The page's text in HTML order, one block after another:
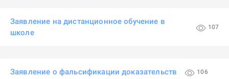
Заявление на дистанционное обучение в
школе
107
Заявление о фальсификации доказательств 106